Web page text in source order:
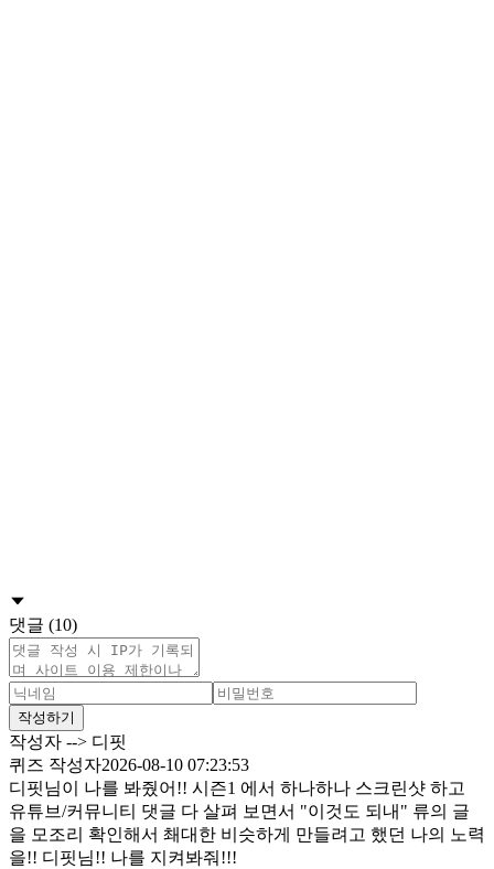
댓글 (10)
작성하기
작성자 --> 디핏
퀴즈 작성자2026-08-10 07:23:53
디핏님이 나를 봐줬어!! 시즌1 에서 하나하나 스크린샷 하고
유튜브/커뮤니티 댓글 다 살펴 보면서 "이것도 되내" 류의 글
을 모조리 확인해서 쵀대한 비슷하게 만들려고 했던 나의 노력
을!! 디핏님!! 나를 지켜봐줘!!!